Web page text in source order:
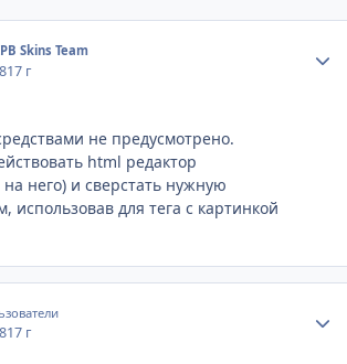
Skins Team
17 г
не предусмотрено.
html редактор
него) и сверстать нужную
использовав для тега с картинкой
17 г